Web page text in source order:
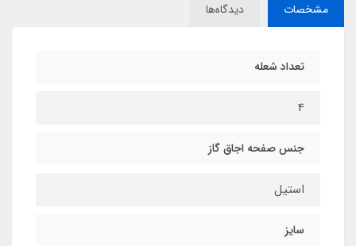
مشخصات دیدگاه‌ها
تعداد شعله
4
جنس صفحه اجاق گاز
استيل
سایز